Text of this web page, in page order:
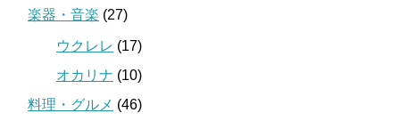
楽器・音楽 (27)
ウクレレ (17)
オカリナ (10)
料理・グルメ (46)